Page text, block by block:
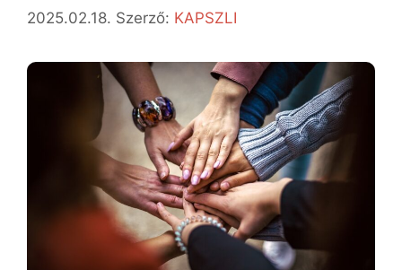
2025.02.18. Szerző: KAPSZLI